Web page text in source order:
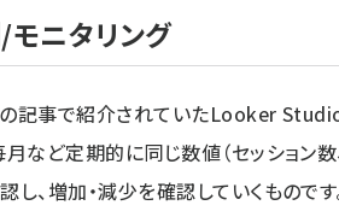
/モニタリング
の記事で紹介されていたLooker
月など定期的に同じ数値（セッション
し、増加・減少を確認していくものです